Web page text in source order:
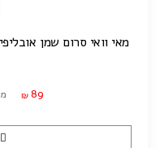
מאי וואי סרום שמן
₪ 89